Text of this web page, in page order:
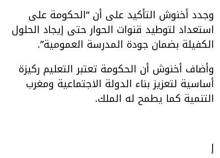
وجدد أخنوش التأكيد على أن “الحكومة على
استعداد لتوطيد قنوات الحوار حتى إيجاد الحلول
الكفيلة بضمان جودة المدرسة العمومية”.
وأضاف أخنوش أن الحكومة تعتبر التعليم ركيزة
أساسية لتعزيز بناء الدولة الاجتماعية ومغرب
التنمية كما يطمح له الملك.
إ